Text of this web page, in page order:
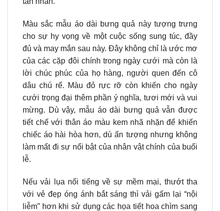
Màu sắc mẫu áo dài bưng quả này tượng trưng
cho sự hy vọng về một cuộc sống sung túc, đầy
đủ và may mắn sau này. Đây không chỉ là ước mơ
của các cặp đôi chính trong ngày cưới mà còn là
lời chúc phúc của họ hàng, người quen đến cô
dâu chú rể. Màu đỏ rực rỡ còn khiến cho ngày
cưới trọng đại thêm phần ý nghĩa, tươi mới và vui
mừng. Dù vậy, mẫu áo dài bưng quả vẫn được
tiết chế với thân áo màu kem nhã nhặn để khiến
chiếc áo hài hòa hơn, dù ấn tượng nhưng không
làm mất đi sự nổi bật của nhân vật chính của buổi
lễ.
Nếu vải lụa nổi tiếng về sự mềm mại, thướt tha
với vẻ đẹp óng ánh bắt sáng thì vải gấm lại “nội
liễm” hơn khi sử dụng các họa tiết hoa chìm sang